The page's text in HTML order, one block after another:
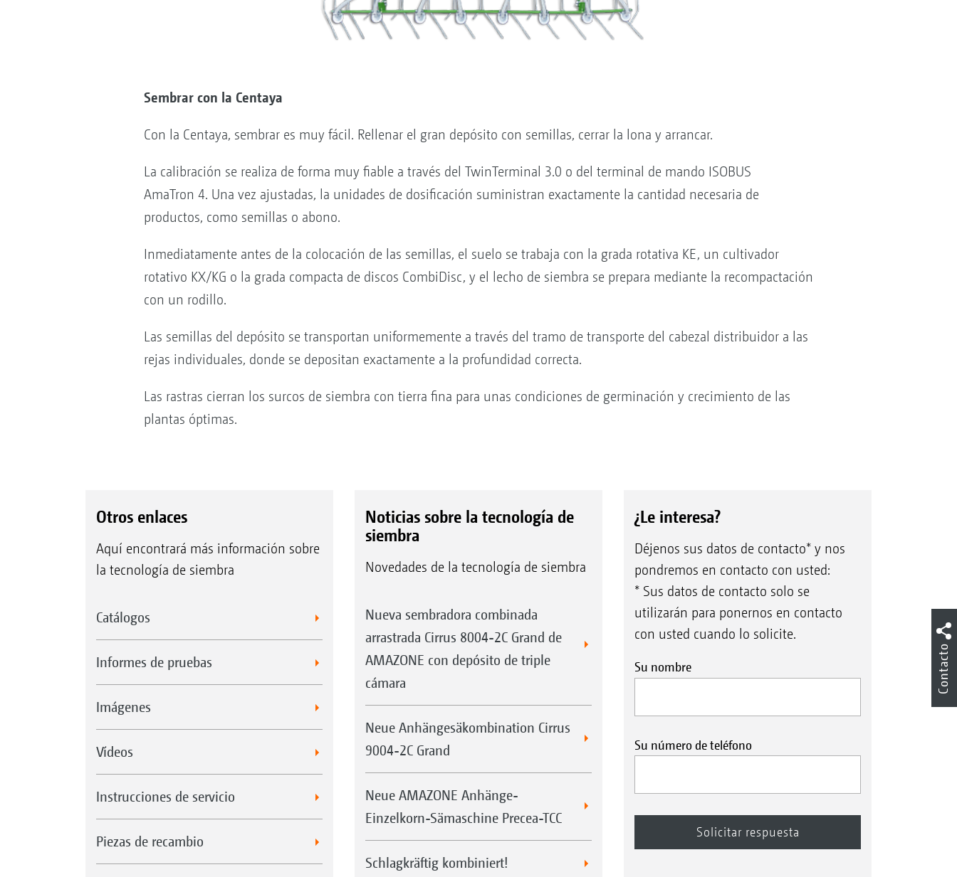
Sembrar con la Centaya
Con la Centaya, sembrar es muy fácil. Rellenar el gran depósito con semillas, cerrar la lona y arrancar.
La calibración se realiza de forma muy fiable a través del TwinTerminal 3.0 o del terminal de mando ISOBUS
AmaTron 4. Una vez ajustadas, la unidades de dosificación suministran exactamente la cantidad necesaria de
productos, como semillas o abono.
Inmediatamente antes de la colocación de las semillas, el suelo se trabaja con la grada rotativa KE, un cultivador
rotativo KX/KG o la grada compacta de discos CombiDisc, y el lecho de siembra se prepara mediante la recompactación
con un rodillo.
Las semillas del depósito se transportan uniformemente a través del tramo de transporte del cabezal distribuidor a las
rejas individuales, donde se depositan exactamente a la profundidad correcta.
Las rastras cierran los surcos de siembra con tierra fina para unas condiciones de germinación y crecimiento de las
plantas óptimas.
Otros enlaces
Aquí encontrará más información sobre
la tecnología de siembra
Catálogos
Informes de pruebas
Imágenes
Vídeos
Instrucciones de servicio
Piezas de recambio
Noticias sobre la tecnología de
siembra
Novedades de la tecnología de siembra
Nueva sembradora combinada
arrastrada Cirrus 8004-2C Grand de
AMAZONE con depósito de triple
cámara
Neue Anhängesäkombination Cirrus
9004-2C Grand
Neue AMAZONE Anhänge-
Einzelkorn-Sämaschine Precea-TCC
Schlagkräftig kombiniert!
¿Le interesa?
Déjenos sus datos de contacto* y nos
pondremos en contacto con usted:
* Sus datos de contacto solo se
utilizarán para ponernos en contacto
con usted cuando lo solicite.
Su nombre
Su número de teléfono
Contacto